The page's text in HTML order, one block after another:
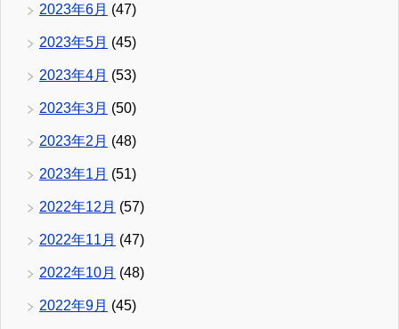
2023年6月 (47)
2023年5月 (45)
2023年4月 (53)
2023年3月 (50)
2023年2月 (48)
2023年1月 (51)
2022年12月 (57)
2022年11月 (47)
2022年10月 (48)
2022年9月 (45)